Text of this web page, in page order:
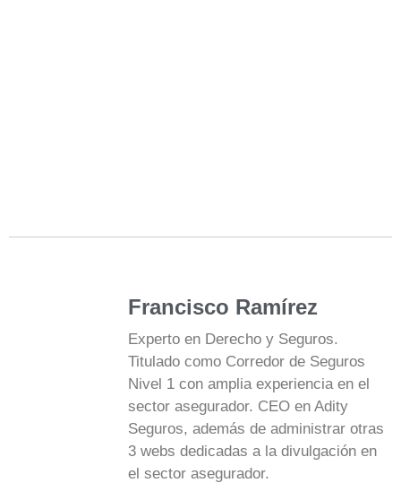
Francisco Ramírez
Experto en Derecho y Seguros.
Titulado como Corredor de Seguros
Nivel 1 con amplia experiencia en el
sector asegurador. CEO en Adity
Seguros, además de administrar otras
3 webs dedicadas a la divulgación en
el sector asegurador.